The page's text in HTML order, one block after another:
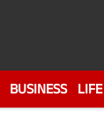
BUSINESS LIFE